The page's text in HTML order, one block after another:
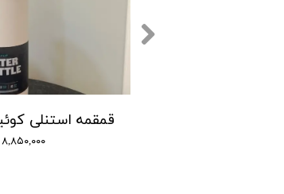
۸,۸۵۰,۰۰۰ تومان